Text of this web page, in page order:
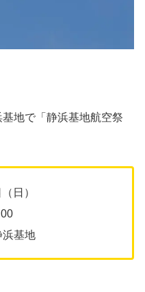
地で「静浜基地航空祭
日）
浜基地